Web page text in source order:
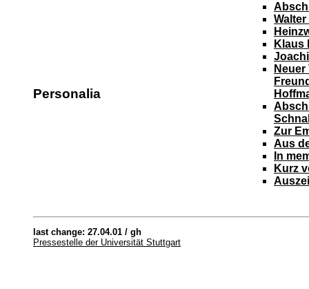
Personalia
Walter
Klaus
Zur
Aus
In
Kurz
last change: 27.04.01 / gh
Pressestelle der Universität Stuttgart